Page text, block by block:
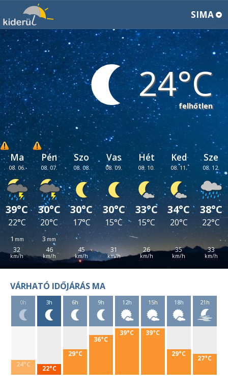
SIMA
24
felhőtlen
Ma
08. 06.
39°C
22°C
1
32
Pén
08. 07.
30°C
20°C
3
46
Szo
08. 08.
30°C
17°C
45
Vas
08. 09.
30°C
15°C
31
Hét
08. 10.
33°C
15°C
26
Ked
08. 11.
34°C
20°C
35
Sze
08. 12.
38°C
22°C
33
VÁRHATÓ IDŐJÁRÁS MA
0h
24°C
3h
22°C
6h
29°C
9h
36°C
12h
39°C
15h
39°C
18h
29°C
21h
27°C